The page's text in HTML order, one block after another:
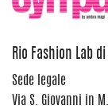
Rio Fashion Lab
Sede legale
Via S. Giovanni in